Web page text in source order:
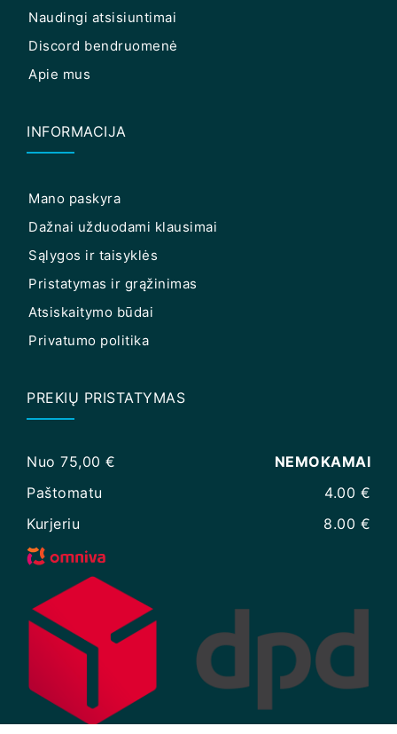
Naudingi atsisiuntimai
Discord bendruomenė
Apie mus
INFORMACIJA
Mano paskyra
Dažnai užduodami klausimai
Sąlygos ir taisyklės
Pristatymas ir grąžinimas
Atsiskaitymo būdai
Privatumo politika
PREKIŲ PRISTATYMAS
Nuo 75,00 €
NEMOKAMAI
Paštomatu
4.00 €
Kurjeriu
8.00 €